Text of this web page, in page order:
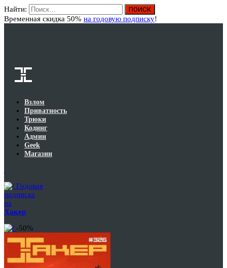
Найти:
Временная скидка 50% на годовую подписку!
Взлом
Приватность
Трюки
Кодинг
Админ
Geek
Магазин
Годовая
подписка
на
Хакер
-50%